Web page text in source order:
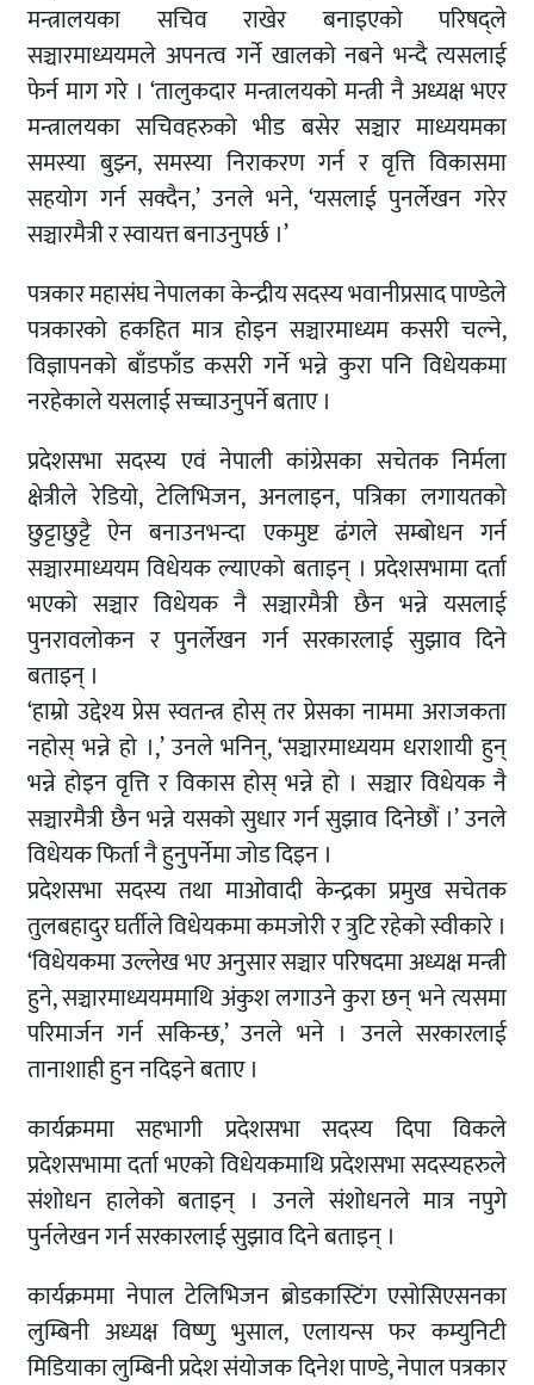
मन्त्रालयका सचिव राखेर बनाइएको परिषद्ले
सञ्चारमाध्ययमले अपनत्व गर्ने खालको नबने भन्दै त्यसलाई
फेर्न माग गरे । ‘तालुकदार मन्त्रालयको मन्त्री नै अध्यक्ष भएर
मन्त्रालयका सचिवहरुको भीड बसेर सञ्चार माध्ययमका
समस्या बुझ्न, समस्या निराकरण गर्न र वृत्ति विकासमा
सहयोग गर्न सक्दैन,’ उनले भने, ‘यसलाई पुनर्लेखन गरेर
सञ्चारमैत्री र स्वायत्त बनाउनुपर्छ ।’
पत्रकार महासंघ नेपालका केन्द्रीय सदस्य भवानीप्रसाद पाण्डेले
पत्रकारको हकहित मात्र होइन सञ्चारमाध्यम कसरी चल्ने,
विज्ञापनको बाँडफाँड कसरी गर्ने भन्ने कुरा पनि विधेयकमा
नरहेकाले यसलाई सच्चाउनुपर्ने बताए ।
प्रदेशसभा सदस्य एवं नेपाली कांग्रेसका सचेतक निर्मला
क्षेत्रीले रेडियो, टेलिभिजन, अनलाइन, पत्रिका लगायतको
छुट्टाछुट्टै ऐन बनाउनभन्दा एकमुष्ट ढंगले सम्बोधन गर्न
सञ्चारमाध्ययम विधेयक ल्याएको बताइन् । प्रदेशसभामा दर्ता
भएको सञ्चार विधेयक नै सञ्चारमैत्री छैन भन्ने यसलाई
पुनरावलोकन र पुनर्लेखन गर्न सरकारलाई सुझाव दिने
बताइन् ।
‘हाम्रो उद्देश्य प्रेस स्वतन्त्र होस् तर प्रेसका नाममा अराजकता
नहोस् भन्ने हो ।,’ उनले भनिन्, ‘सञ्चारमाध्ययम धराशायी हुन्
भन्ने होइन वृत्ति र विकास होस् भन्ने हो । सञ्चार विधेयक नै
सञ्चारमैत्री छैन भन्ने यसको सुधार गर्न सुझाव दिनेछौं ।’ उनले
विधेयक फिर्ता नै हुनुपर्नेमा जोड दिइन ।
प्रदेशसभा सदस्य तथा माओवादी केन्द्रका प्रमुख सचेतक
तुलबहादुर घर्तीले विधेयकमा कमजोरी र त्रुटि रहेको स्वीकारे ।
‘विधेयकमा उल्लेख भए अनुसार सञ्चार परिषदमा अध्यक्ष मन्त्री
हुने, सञ्चारमाध्ययममाथि अंकुश लगाउने कुरा छन् भने त्यसमा
परिमार्जन गर्न सकिन्छ,’ उनले भने । उनले सरकारलाई
तानाशाही हुन नदिइने बताए ।
कार्यक्रममा सहभागी प्रदेशसभा सदस्य दिपा विकले
प्रदेशसभामा दर्ता भएको विधेयकमाथि प्रदेशसभा सदस्यहरुले
संशोधन हालेको बताइन् । उनले संशोधनले मात्र नपुगे
पुर्नलेखन गर्न सरकारलाई सुझाव दिने बताइन् ।
कार्यक्रममा नेपाल टेलिभिजन ब्रोडकास्टिंग एसोसिएसनका
लुम्बिनी अध्यक्ष विष्णु भुसाल, एलायन्स फर कम्युनिटी
मिडियाका लुम्बिनी प्रदेश संयोजक दिनेश पाण्डे, नेपाल पत्रकार